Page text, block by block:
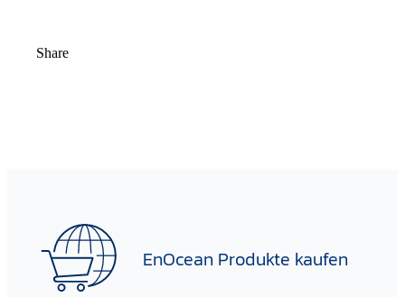
Share
EnOcean Produkte kaufen